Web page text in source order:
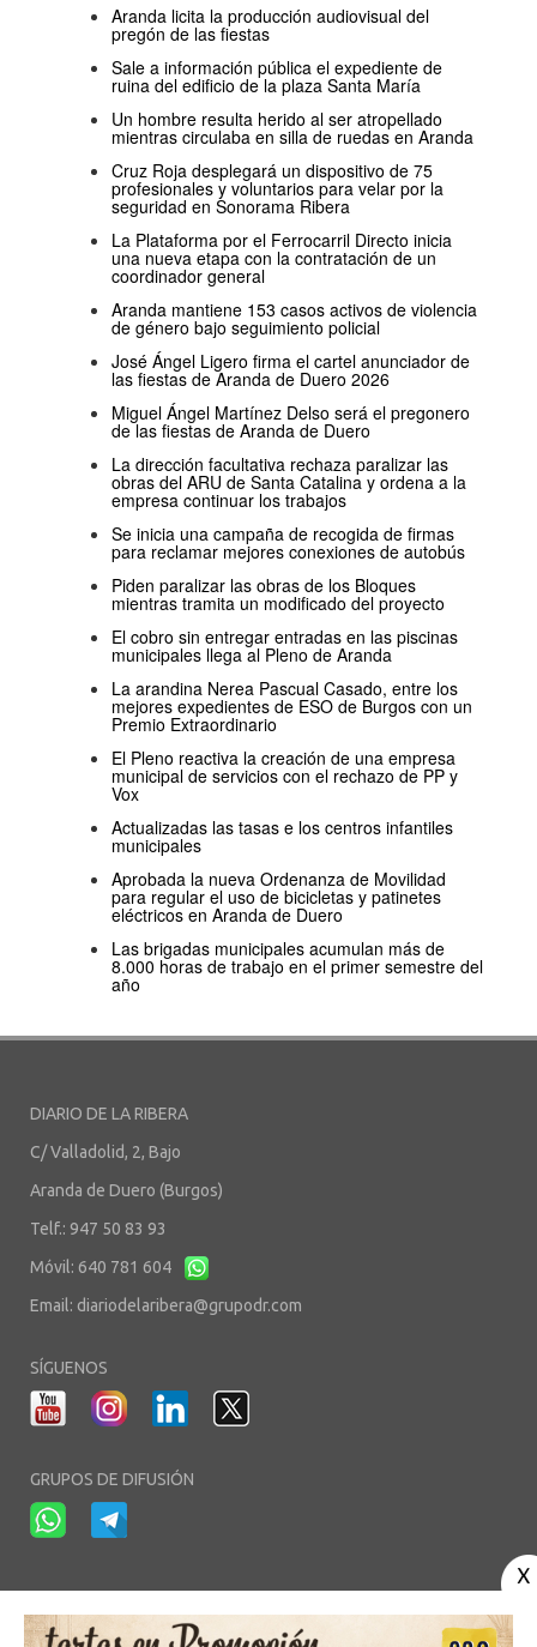
Aranda licita la producción audiovisual del
pregón de las fiestas
Sale a información pública el expediente de
ruina del edificio de la plaza Santa María
Un hombre resulta herido al ser atropellado
mientras circulaba en silla de ruedas en Aranda
Cruz Roja desplegará un dispositivo de 75
profesionales y voluntarios para velar por la
seguridad en Sonorama Ribera
La Plataforma por el Ferrocarril Directo inicia
una nueva etapa con la contratación de un
coordinador general
Aranda mantiene 153 casos activos de violencia
de género bajo seguimiento policial
José Ángel Ligero firma el cartel anunciador de
las fiestas de Aranda de Duero 2026
Miguel Ángel Martínez Delso será el pregonero
de las fiestas de Aranda de Duero
La dirección facultativa rechaza paralizar las
obras del ARU de Santa Catalina y ordena a la
empresa continuar los trabajos
Se inicia una campaña de recogida de firmas
para reclamar mejores conexiones de autobús
Piden paralizar las obras de los Bloques
mientras tramita un modificado del proyecto
El cobro sin entregar entradas en las piscinas
municipales llega al Pleno de Aranda
La arandina Nerea Pascual Casado, entre los
mejores expedientes de ESO de Burgos con un
Premio Extraordinario
El Pleno reactiva la creación de una empresa
municipal de servicios con el rechazo de PP y
Vox
Actualizadas las tasas e los centros infantiles
municipales
Aprobada la nueva Ordenanza de Movilidad
para regular el uso de bicicletas y patinetes
eléctricos en Aranda de Duero
Las brigadas municipales acumulan más de
8.000 horas de trabajo en el primer semestre del
año
DIARIO DE LA RIBERA
C/ Valladolid, 2, Bajo
Aranda de Duero (Burgos)
Telf.: 947 50 83 93
Móvil: 640 781 604
Email: diariodelaribera@grupodr.com
SÍGUENOS
GRUPOS DE DIFUSIÓN